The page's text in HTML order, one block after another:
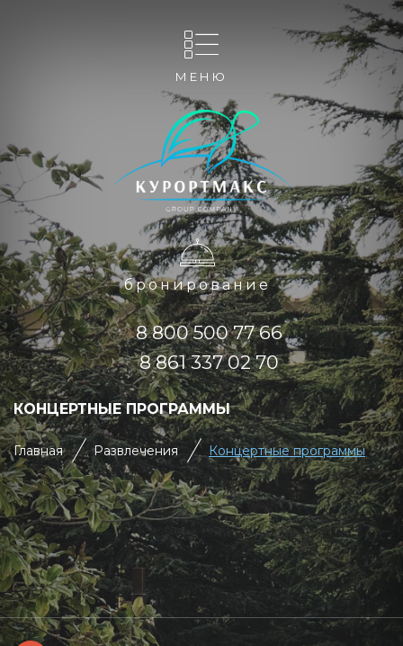
МЕНЮ
бронирование
8 800 500 77 66
8 861 337 02 70
КОНЦЕРТНЫЕ ПРОГРАММЫ
Главная Развлечения Концертные программы